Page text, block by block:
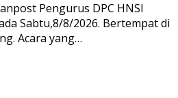
Pengurus DPC HNSI
Sabtu,8/8/2026. Bertempat di
Acara yang…